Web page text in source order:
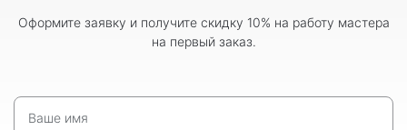
Оформите заявку и получите скидку 10% на работу мастера
на первый заказ.